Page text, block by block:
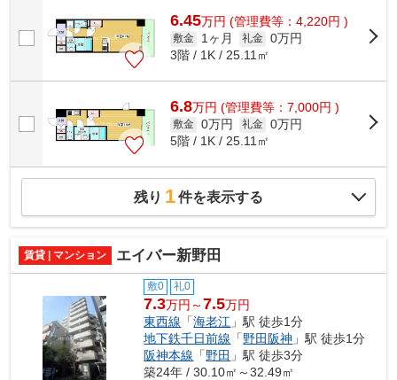
6.45万円 (管理費等：4,220円 )
敷金 1ヶ月 礼金 0万円
3階 / 1K / 25.11㎡
6.8万円 (管理費等：7,000円 )
敷金 0万円 礼金 0万円
5階 / 1K / 25.11㎡
残り 1件を表示する
賃貸 | マンション エイバー新野田
敷0 礼0
7.3万円～7.5万円
東西線 「海老江 」駅 徒歩1分
地下鉄千日前線 「野田阪神 」駅 徒歩1分
阪神本線 「野田 」駅 徒歩3分
築24年 / 30.10㎡～32.49㎡